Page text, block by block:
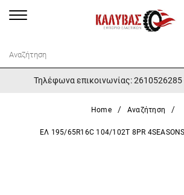
Τηλέφωνα επικοινωνίας:
Home Αναζήτηση
ΕΛ 195/65R16C 104/102T 8PR